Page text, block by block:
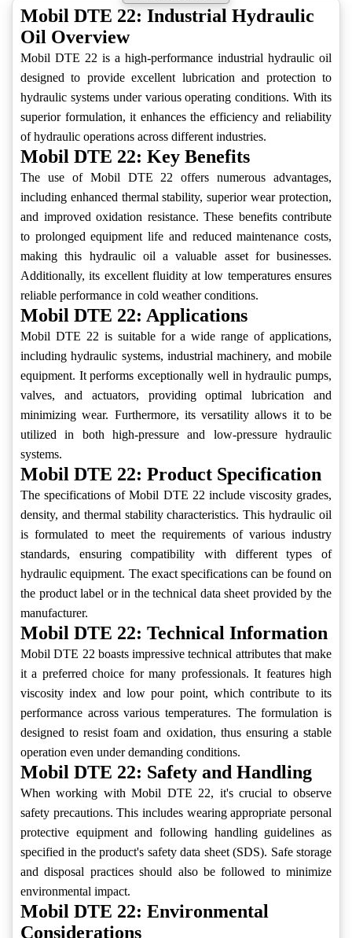
Mobil DTE 22: Industrial Hydraulic
Oil Overview
Mobil DTE 22 is a high-performance industrial hydraulic oil
designed to provide excellent lubrication and protection to
hydraulic systems under various operating conditions. With its
superior formulation, it enhances the efficiency and reliability
of hydraulic operations across different industries.
Mobil DTE 22: Key Benefits
The use of Mobil DTE 22 offers numerous advantages,
including enhanced thermal stability, superior wear protection,
and improved oxidation resistance. These benefits contribute
to prolonged equipment life and reduced maintenance costs,
making this hydraulic oil a valuable asset for businesses.
Additionally, its excellent fluidity at low temperatures ensures
reliable performance in cold weather conditions.
Mobil DTE 22: Applications
Mobil DTE 22 is suitable for a wide range of applications,
including hydraulic systems, industrial machinery, and mobile
equipment. It performs exceptionally well in hydraulic pumps,
valves, and actuators, providing optimal lubrication and
minimizing wear. Furthermore, its versatility allows it to be
utilized in both high-pressure and low-pressure hydraulic
systems.
Mobil DTE 22: Product Specification
The specifications of Mobil DTE 22 include viscosity grades,
density, and thermal stability characteristics. This hydraulic oil
is formulated to meet the requirements of various industry
standards, ensuring compatibility with different types of
hydraulic equipment. The exact specifications can be found on
the product label or in the technical data sheet provided by the
manufacturer.
Mobil DTE 22: Technical Information
Mobil DTE 22 boasts impressive technical attributes that make
it a preferred choice for many professionals. It features high
viscosity index and low pour point, which contribute to its
performance across various temperatures. The formulation is
designed to resist foam and oxidation, thus ensuring a stable
operation even under demanding conditions.
Mobil DTE 22: Safety and Handling
When working with Mobil DTE 22, it's crucial to observe
safety precautions. This includes wearing appropriate personal
protective equipment and following handling guidelines as
specified in the product's safety data sheet (SDS). Safe storage
and disposal practices should also be followed to minimize
environmental impact.
Mobil DTE 22: Environmental
Considerations